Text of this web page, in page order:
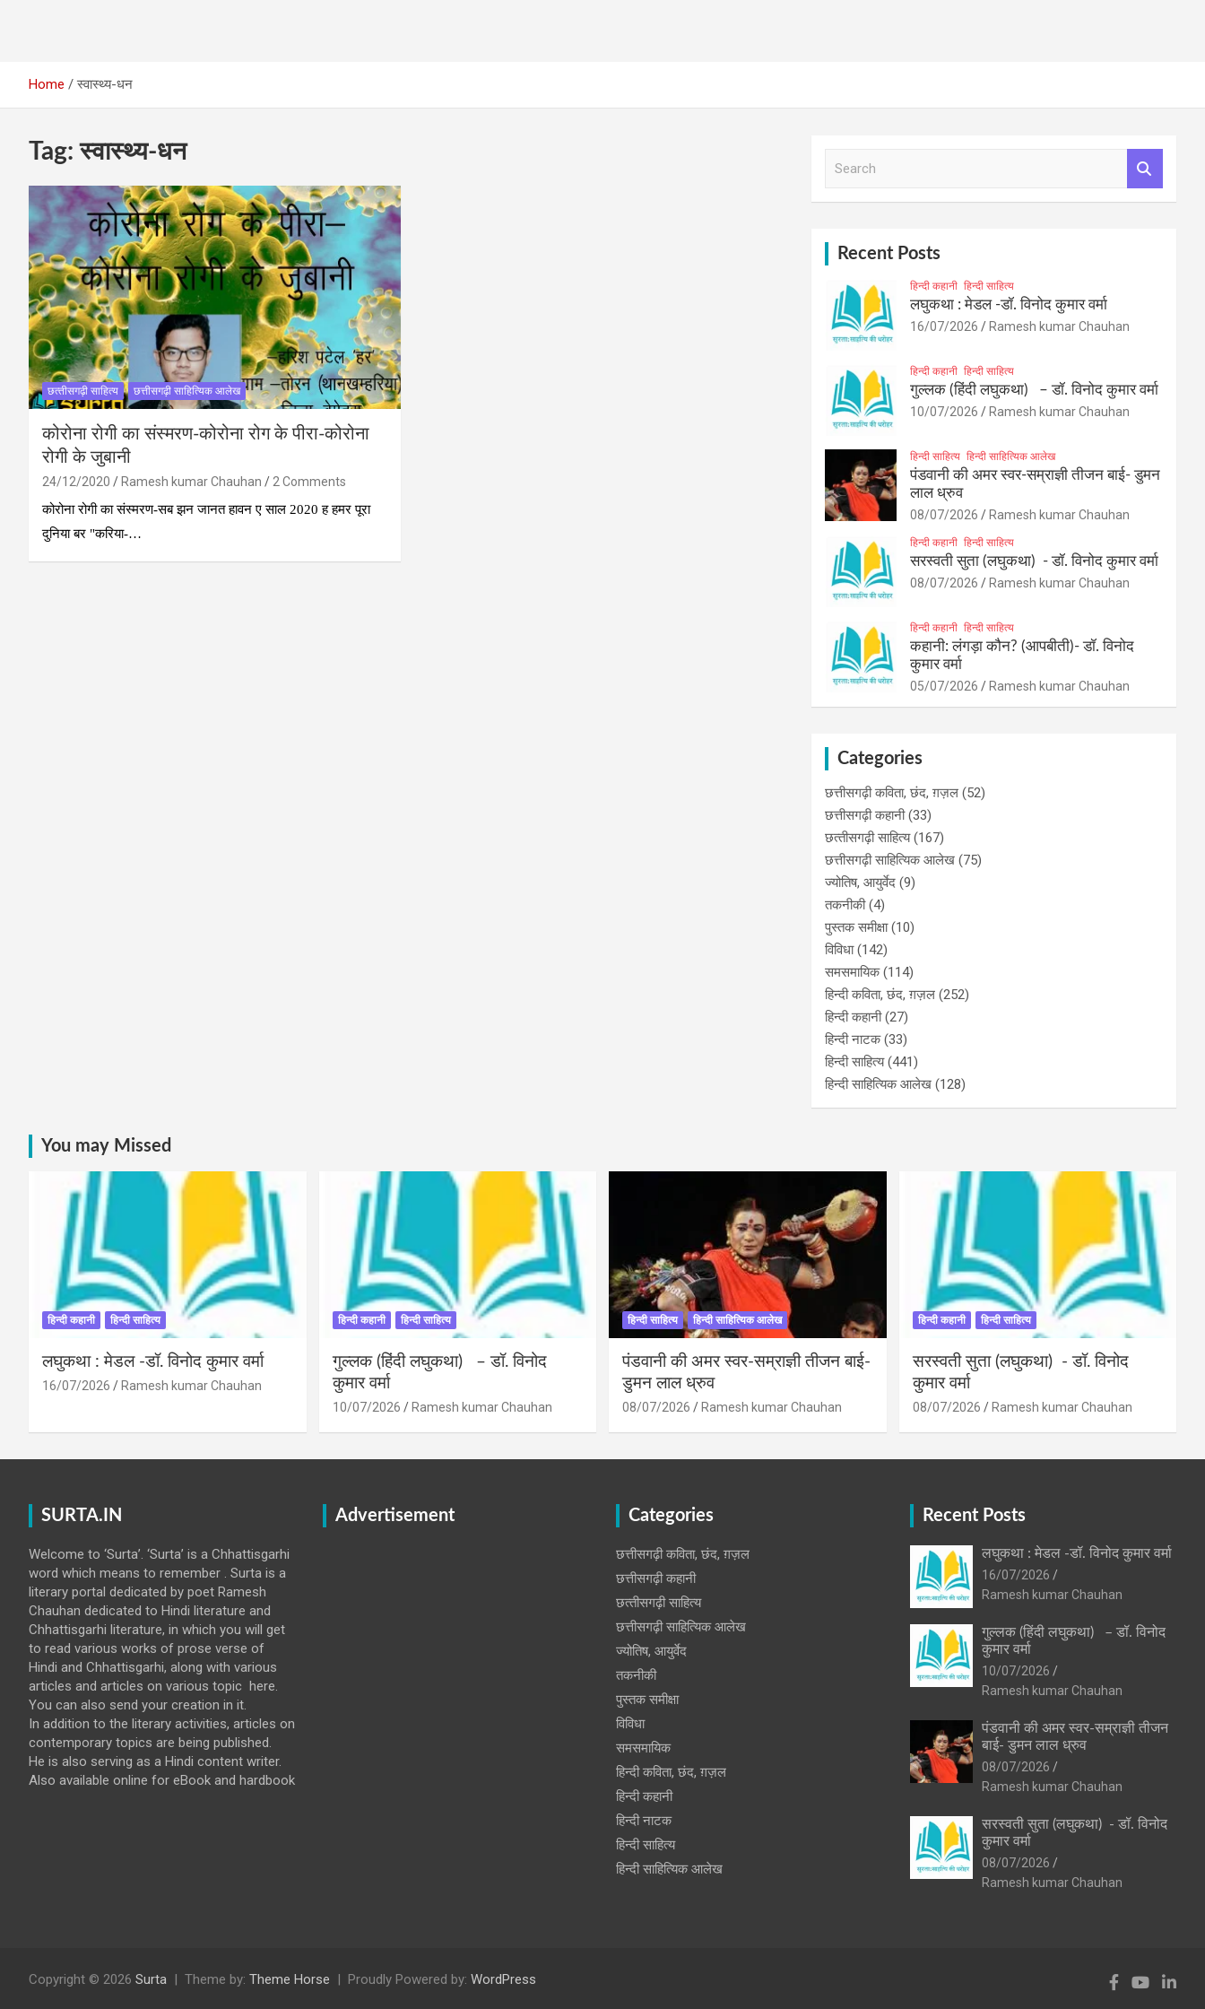
Home स्वास्थ्य-धन
Tag:स्वास्थ्य-धन
छत्‍तीसगढ़ी साहित्‍य छत्तीसगढ़ी साहित्यिक आलेख
कोरोना रोगी का संस्‍मरण-कोरोना रोग के पीरा-कोरोना
रोगी के जुबानी
24/12/2020 Ramesh kumar Chauhan
2 Comments
कोरोना रोगी का संस्‍मरण-सब झन जानत हावन ए साल 2020 ह हमर पूरा
दुनिया बर "करिया-…
Recent Posts
हिन्दी कहानी हिन्दी साहित्य
लघुकथा : मेडल -डॉ. विनोद कुमार वर्मा
16/07/2026 Ramesh kumar Chauhan
हिन्दी कहानी हिन्दी साहित्य
गुल्लक (हिंदी लघुकथा) – डॉ. विनोद कुमार वर्मा
10/07/2026 Ramesh kumar Chauhan
हिन्दी साहित्य हिन्दी साहित्यिक आलेख
पंडवानी की अमर स्वर-सम्राज्ञी तीजन बाई- डुमन
लाल ध्रुव
08/07/2026 Ramesh kumar Chauhan
हिन्दी कहानी हिन्दी साहित्य
सरस्वती सुता (लघुकथा) ​- डॉ. विनोद कुमार वर्मा
08/07/2026 Ramesh kumar Chauhan
हिन्दी कहानी हिन्दी साहित्य
कहानी: लंगड़ा कौन? (आपबीती)​- डॉ. विनोद
कुमार वर्मा
05/07/2026 Ramesh kumar Chauhan
Categories
छत्तीसगढ़ी कविता, छंद, ग़ज़ल (52)
छत्तीसगढ़ी कहानी(33)
छत्‍तीसगढ़ी साहित्‍य(167)
छत्तीसगढ़ी साहित्यिक आलेख (75)
ज्योतिष, आयुर्वेद (9)
तकनीकी(4)
पुस्‍तक समीक्षा(10)
विविधा(142)
समसमायिक(114)
हिन्दी कविता, छंद, ग़ज़ल (252)
हिन्दी कहानी(27)
हिन्‍दी नाटक(33)
हिन्दी साहित्य(441)
हिन्दी साहित्यिक आलेख (128)
You may Missed
हिन्दी कहानी हिन्दी साहित्य
लघुकथा : मेडल -डॉ. विनोद कुमार वर्मा
16/07/2026 Ramesh kumar Chauhan
हिन्दी कहानी हिन्दी साहित्य
गुल्लक (हिंदी लघुकथा) – डॉ. विनोद
कुमार वर्मा
10/07/2026 Ramesh kumar Chauhan
हिन्दी साहित्य हिन्दी साहित्यिक आलेख
पंडवानी की अमर स्वर-सम्राज्ञी तीजन बाई-
डुमन लाल ध्रुव
08/07/2026 Ramesh kumar Chauhan
हिन्दी कहानी हिन्दी साहित्य
सरस्वती सुता (लघुकथा) ​- डॉ. विनोद
कुमार वर्मा
08/07/2026 Ramesh kumar Chauhan
SURTA.IN
Welcome to ‘Surta’. ‘Surta’ is a Chhattisgarhi
word which means to remember . Surta is a
literary portal dedicated by poet Ramesh
Chauhan dedicated to Hindi literature and
Chhattisgarhi literature, in which you will get
to read various works of prose verse of
Hindi and Chhattisgarhi, along with various
articles and articles on various topic here.
You can also send your creation in it.
In addition to the literary activities, articles on
contemporary topics are being published.
He is also serving as a Hindi content writer.
Also available online for eBook and hardbook
Advertisement Categories
छत्तीसगढ़ी कविता, छंद, ग़ज़ल
छत्तीसगढ़ी कहानी
छत्‍तीसगढ़ी साहित्‍य
छत्तीसगढ़ी साहित्यिक आलेख
ज्योतिष, आयुर्वेद
तकनीकी
पुस्‍तक समीक्षा
विविधा
समसमायिक
हिन्दी कविता, छंद, ग़ज़ल
हिन्दी कहानी
हिन्‍दी नाटक
हिन्दी साहित्य
हिन्दी साहित्यिक आलेख
Recent Posts
लघुकथा : मेडल -डॉ. विनोद कुमार वर्मा
16/07/2026
Ramesh kumar Chauhan
गुल्लक (हिंदी लघुकथा) – डॉ. विनोद
कुमार वर्मा
10/07/2026
Ramesh kumar Chauhan
पंडवानी की अमर स्वर-सम्राज्ञी तीजन
बाई- डुमन लाल ध्रुव
08/07/2026
Ramesh kumar Chauhan
सरस्वती सुता (लघुकथा) ​- डॉ. विनोद
कुमार वर्मा
08/07/2026
Ramesh kumar Chauhan
Copyright © 2026 Surta Theme by: Theme Horse Proudly Powered by: WordPress